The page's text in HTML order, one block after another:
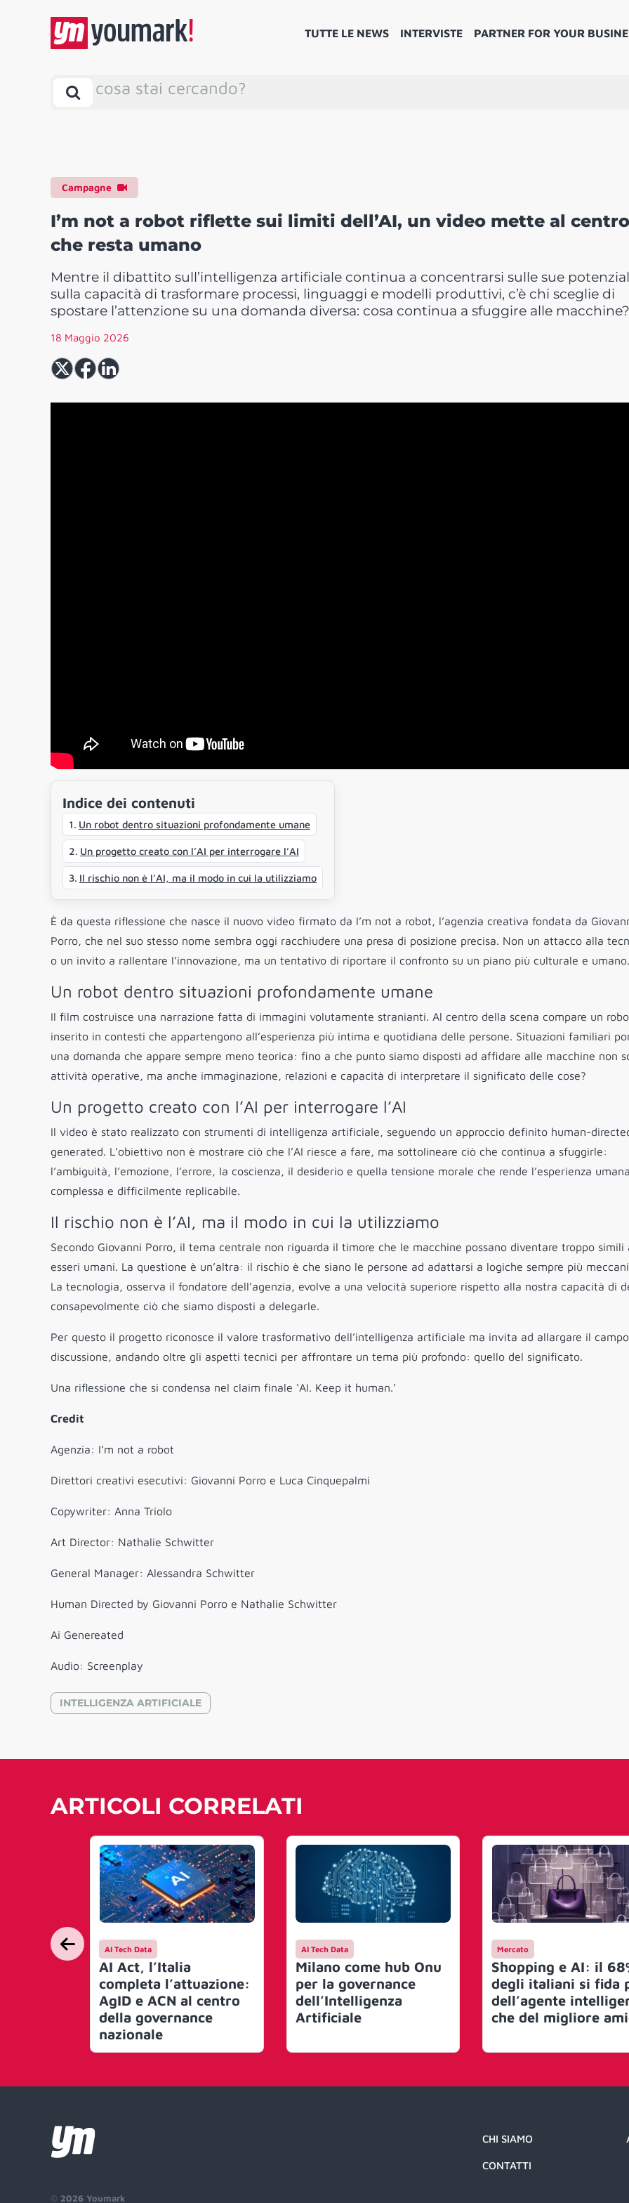
TUTTE LE NEWS INTERVISTE PARTNER FOR YOUR
cosa stai cercando?
Campagne
I’m not a robot riflette sui limiti dell’AI, un video mette al
che resta umano
Mentre il dibattito sull’intelligenza artificiale continua a concentrarsi sulle sue
sulla capacità di trasformare processi, linguaggi e modelli produttivi, c’è chi sceglie di
spostare l’attenzione su una domanda diversa: cosa continua a sfuggire alle macchine?
18 Maggio 2026
Indice dei contenuti
Un robot dentro situazioni profondamente umane
Un progetto creato con l’AI per interrogare l’AI
Il rischio non è l’AI, ma il modo in cui la utilizziamo
È da questa riflessione che nasce il nuovo video firmato da I’m not a robot, l’agenzia creativa fondata da
Porro, che nel suo stesso nome sembra oggi racchiudere una presa di posizione precisa. Non un attacco alla
o un invito a rallentare l’innovazione, ma un tentativo di riportare il confronto su un piano più culturale e umano.
Un robot dentro situazioni profondamente umane
Il film costruisce una narrazione fatta di immagini volutamente stranianti. Al centro della scena compare un
inserito in contesti che appartengono all’esperienza più intima e quotidiana delle persone. Situazioni familiari
una domanda che appare sempre meno teorica: fino a che punto siamo disposti ad affidare alle macchine non
attività operative, ma anche immaginazione, relazioni e capacità di interpretare il significato delle cose?
Un progetto creato con l’AI per interrogare l’AI
Il video è stato realizzato con strumenti di intelligenza artificiale, seguendo un approccio definito human-
generated. L’obiettivo non è mostrare ciò che l’AI riesce a fare, ma sottolineare ciò che continua a sfuggirle:
l’ambiguità, l’emozione, l’errore, la coscienza, il desiderio e quella tensione morale che rende l’esperienza umana
complessa e difficilmente replicabile.
Il rischio non è l’AI, ma il modo in cui la utilizziamo
Secondo Giovanni Porro, il tema centrale non riguarda il timore che le macchine possano diventare troppo simili
esseri umani. La questione è un’altra: il rischio è che siano le persone ad adattarsi a logiche sempre più
La tecnologia, osserva il fondatore dell’agenzia, evolve a una velocità superiore rispetto alla nostra capacità di
consapevolmente ciò che siamo disposti a delegarle.
Per questo il progetto riconosce il valore trasformativo dell’intelligenza artificiale ma invita ad allargare il
discussione, andando oltre gli aspetti tecnici per affrontare un tema più profondo: quello del significato.
Una riflessione che si condensa nel claim finale ‘AI. Keep it human.’
Credit
Agenzia: I’m not a robot
Direttori creativi esecutivi: Giovanni Porro e Luca Cinquepalmi
Copywriter: Anna Triolo
Art Director: Nathalie Schwitter
General Manager: Alessandra Schwitter
Human Directed by Giovanni Porro e Nathalie Schwitter
Ai Genereated
Audio: Screenplay
INTELLIGENZA ARTIFICIALE
ARTICOLI CORRELATI
AI Tech Data
AI Act, l’Italia
completa l’attuazione:
AgID e ACN al centro
della governance
nazionale
AI Tech Data
Milano come hub Onu
per la governance
dell’Intelligenza
Artificiale
Mercato
Shopping e AI: il
degli italiani si fida
dell’agente
che del migliore
© 2026 Youmark
CHI SIAMO
CONTATTI